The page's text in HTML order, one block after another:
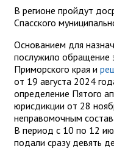
В регионе пройдут
Спасского
Основанием для
послужило обращение
Приморского края и
от 19 августа 2024
определение Пятого
юрисдикции от 28
неправомочным
В период с 10 по 12
подали сразу девять